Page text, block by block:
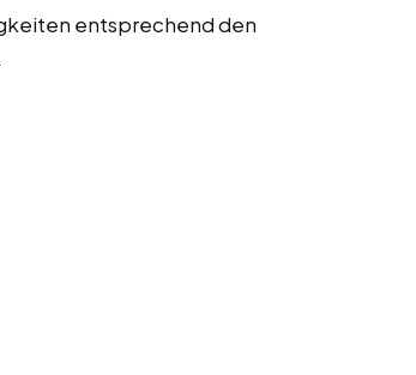
entsprechend den